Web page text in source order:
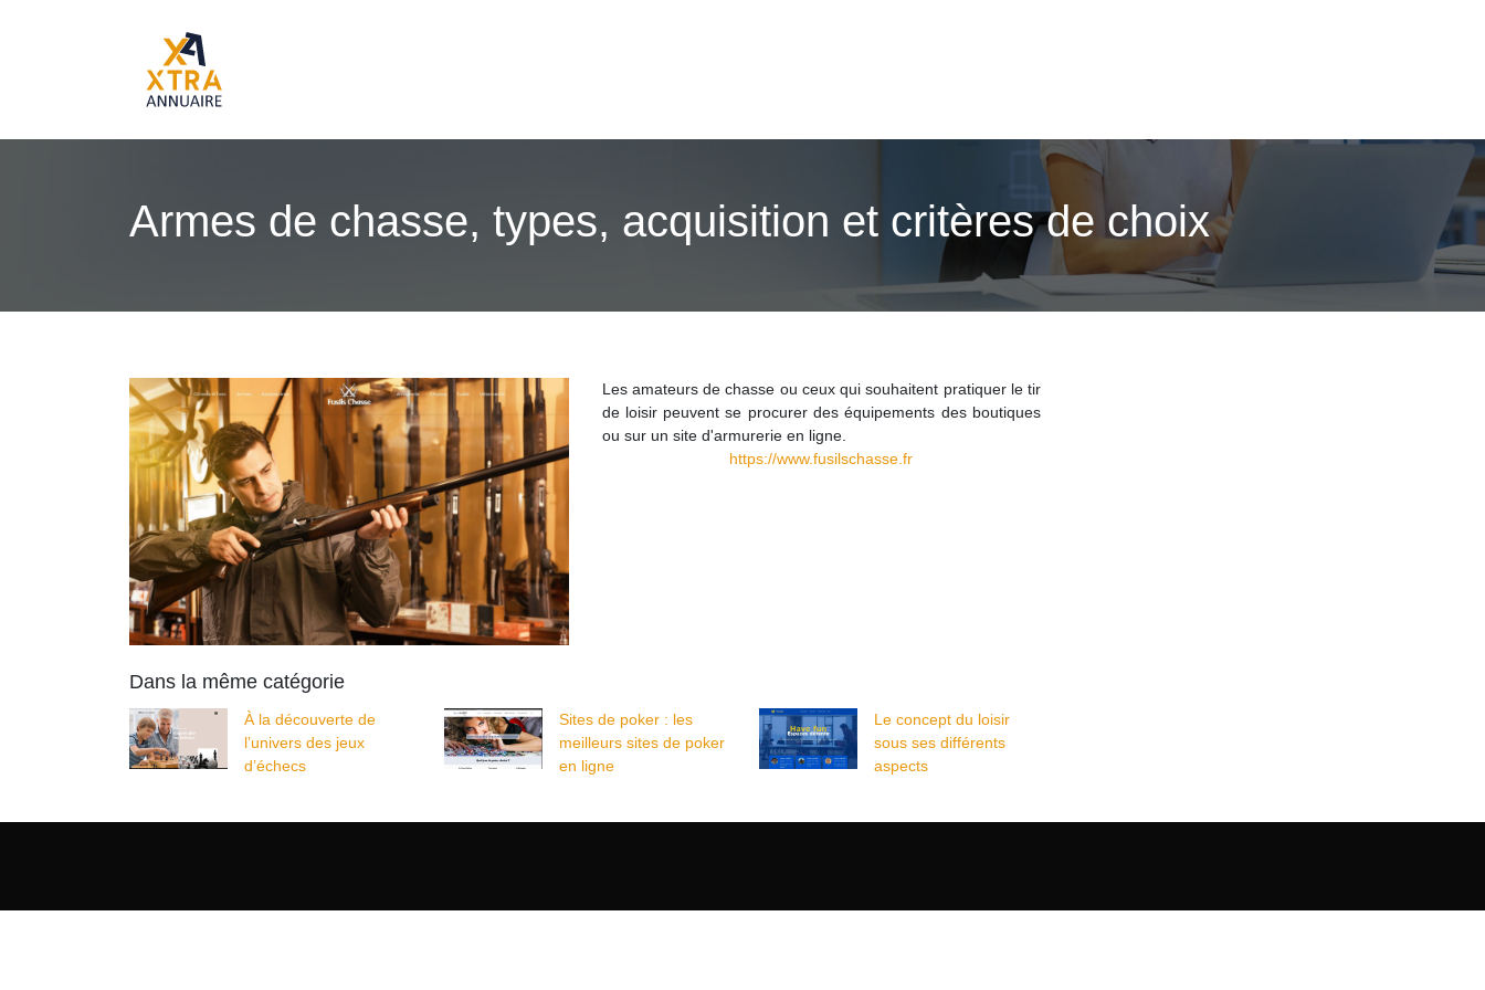
Armes de chasse, types, acquisition et critères de choix
Les amateurs de chasse ou ceux qui souhaitent pratiquer le tir
de loisir peuvent se procurer des équipements des boutiques
ou sur un site d'armurerie en ligne.
https://www.fusilschasse.fr
Dans la même catégorie
À la découverte de
l’univers des jeux
d’échecs
Sites de poker : les
meilleurs sites de poker
en ligne
Le concept du loisir
sous ses différents
aspects